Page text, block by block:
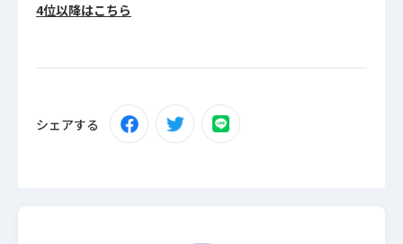
4位以降はこちら
シェアする